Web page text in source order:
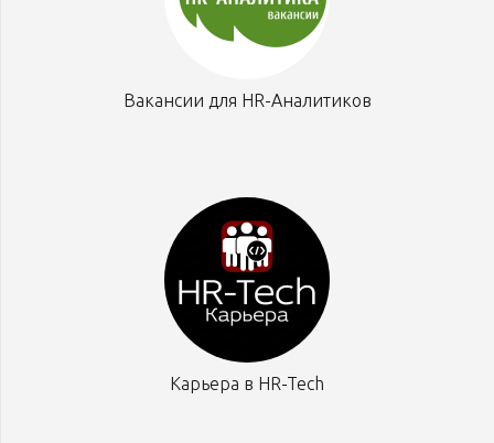
Вакансии для HR-Аналитиков
Карьера в HR-Tech